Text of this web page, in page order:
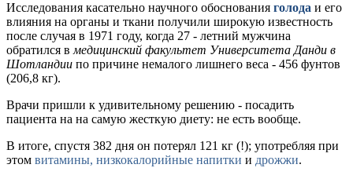
Исследования касательно научного обоснования голода и его
влияния на органы и ткани получили широкую известность
после случая в 1971 году, когда 27 - летний мужчина
обратился в медицинский факультет Университета Данди в
Шотландии по причине немалого лишнего веса - 456 фунтов
(206,8 кг).
Врачи пришли к удивительному решению - посадить
пациента на на самую жесткую диету: не есть вообще.
В итоге, спустя 382 дня он потерял 121 кг (!); употребляя при
этом витамины, низкокалорийные напитки и дрожжи.